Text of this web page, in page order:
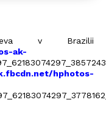
v Brazilii
ak-
hphotos-